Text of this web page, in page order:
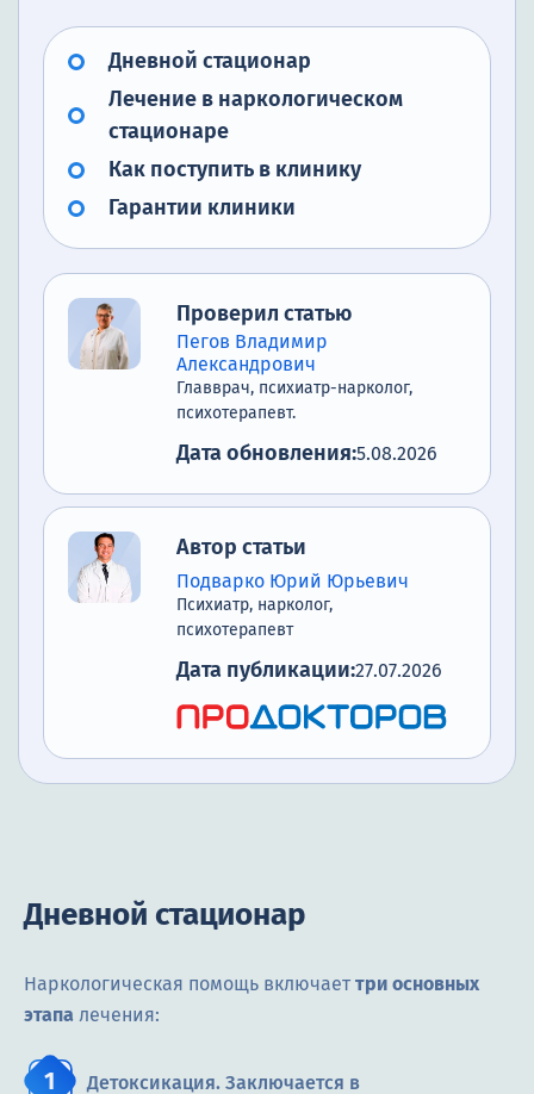
Дневной стационар
Лечение в наркологическом
стационаре
Как поступить в клинику
Гарантии клиники
Проверил статью
Пегов Владимир
Александрович
Главврач, психиатр-нарколог,
психотерапевт.
Дата обновления:5.08.2026
Автор статьи
Подварко Юрий Юрьевич
Психиатр, нарколог,
психотерапевт
Дата публикации:27.07.2026
Дневной стационар
Наркологическая помощь включает три основных
этапа лечения:
Детоксикация. Заключается в